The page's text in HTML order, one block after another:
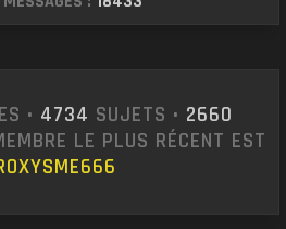
• 4734 SUJETS • 2660
LE PLUS RÉCENT EST